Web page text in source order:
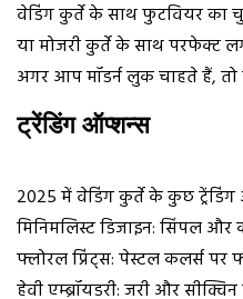
वेडिंग कुर्ते के साथ फुटवियर का
या मोजरी कुर्ते के साथ परफेक्ट
अगर आप मॉडर्न लुक चाहते हैं,
ट्रेंडिंग ऑप्शन्स
2025 में वेडिंग कुर्ते के कुछ
मिनिमलिस्ट डिजाइन: सिंपल और
फ्लोरल प्रिंट्स: पेस्टल कलर्स पर
हेवी एम्ब्रॉयडरी: जरी और